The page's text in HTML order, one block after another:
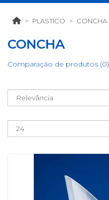
PLASTICO CONCHA
CONCHA
Comparação de produtos (0)